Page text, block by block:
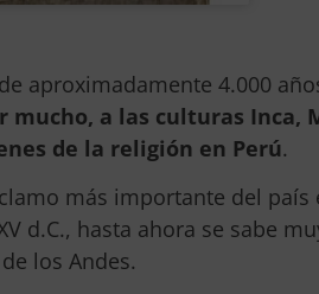
aproximadamente 4.000
mucho, a las culturas Inca,
de la religión en Perú.
más importante del país
d.C., hasta ahora se sabe
los Andes.